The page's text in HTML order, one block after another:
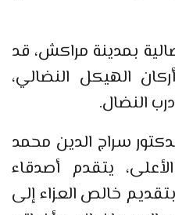
بمدينة مراكش، قد
الهيكل النضالي،
النضال.
سراج الدين محمد
يتقدم أصدقاء
بتقديم خالص العزاء إلى